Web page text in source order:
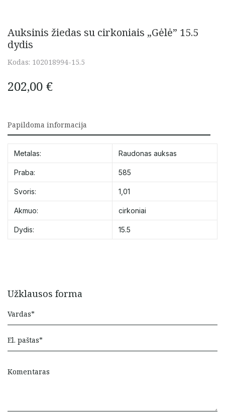
Auksinis žiedas su cirkoniais „Gėlė” 15.5
dydis
Kodas: 102018994-15.5
202,00 €
Papildoma informacija
Metalas: Raudonas auksas
Praba: 585
Svoris: 1,01
Akmuo: cirkoniai
Dydis: 15.5
Užklausos forma